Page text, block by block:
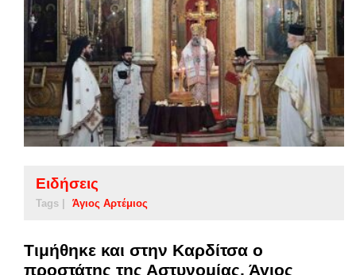
Ειδήσεις
Tags | Άγιος Αρτέμιος
Τιμήθηκε και στην Καρδίτσα ο
προστάτης της Αστυνομίας, Άγιος